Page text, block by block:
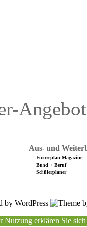
Aus- und
Futureplan Magazine
Bund + Beruf
Schülerplaner
Nutzung erklären Sie